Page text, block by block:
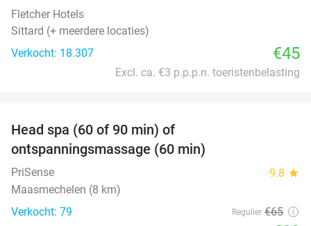
Fletcher Hotels
Sittard (+ meerdere locaties)
Verkocht: 18.307
€45
Excl. ca. €3 p.p.p.n. toeristenbelasting
Head spa (60 of 90 min) of
ontspanningsmassage (60 min)
PriSense 9.8 star
Maasmechelen (8 km)
Verkocht: 79
Regulier €65